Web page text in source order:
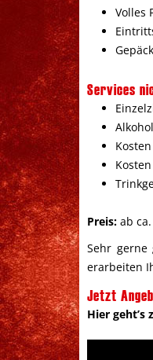
Volles
Services
Preis:ab ca.
Sehr
erarbeiten
Jetzt
Hier geht’s